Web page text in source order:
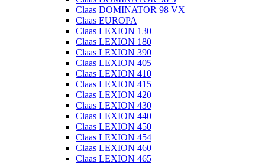
Claas DOMINATOR 98 VX
Claas EUROPA
Claas LEXION 130
Claas LEXION 180
Claas LEXION 390
Claas LEXION 405
Claas LEXION 410
Claas LEXION 415
Claas LEXION 420
Claas LEXION 430
Claas LEXION 440
Claas LEXION 450
Claas LEXION 454
Claas LEXION 460
Claas LEXION 465